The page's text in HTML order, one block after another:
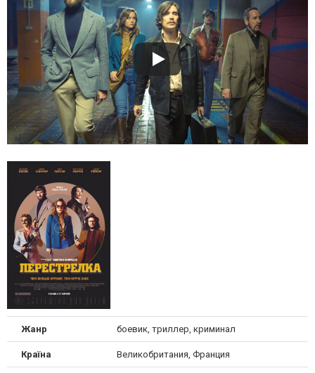
Жанр боевик, триллер, криминал
Країна Великобритания, Франция